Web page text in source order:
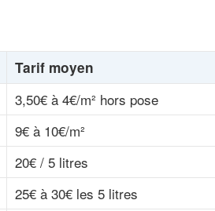
Tarif moyen
3,50€ à 4€/m² hors pose
9€ à 10€/m²
20€ / 5 litres
25€ à 30€ les 5 litres